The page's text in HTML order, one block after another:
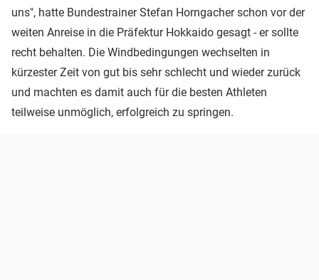
uns", hatte Bundestrainer Stefan Horngacher schon vor der
weiten Anreise in die Präfektur Hokkaido gesagt - er sollte
recht behalten. Die Windbedingungen wechselten in
kürzester Zeit von gut bis sehr schlecht und wieder zurück
und machten es damit auch für die besten Athleten
teilweise unmöglich, erfolgreich zu springen.